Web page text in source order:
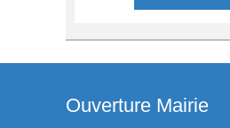
Ouverture Mairie